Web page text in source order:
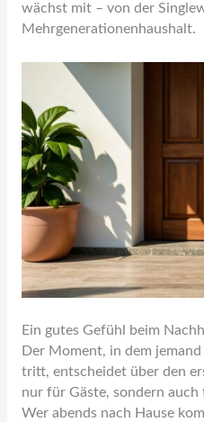
wächst mit – von der
Mehrgenerationenhaushalt.
Ein gutes Gefühl beim
Der Moment, in dem
tritt, entscheidet über den
nur für Gäste, sondern
Wer abends nach Hause